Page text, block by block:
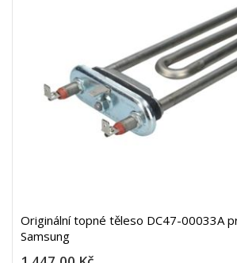
Originální topné těleso DC47-00033A
Samsung